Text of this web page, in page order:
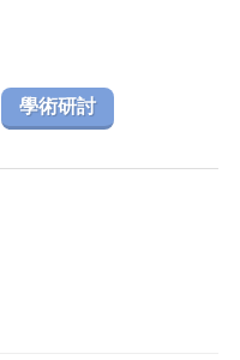
學術研討